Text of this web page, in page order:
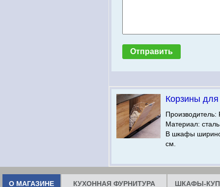
Корзины
Материал:
В шкафы
см.
О МАГАЗИНЕ КУХОННАЯ ФУРНИТУРА ШКАФЫ-